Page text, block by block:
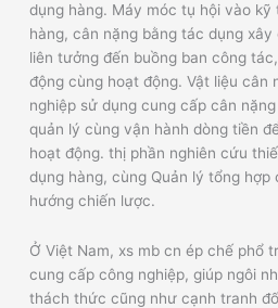
dụng hàng. Máy móc tụ hội vào kỹ
hàng, cân nặng bằng tác dụng
liên tưởng đến buồng ban công
động cùng hoạt động. Vật liệu cân
nghiệp sử dụng cung cấp cân
quản lý cùng vận hành dòng tiền
hoạt động. thị phần nghiên cứu
dụng hàng, cùng Quản lý tổng hợp
hướng chiến lược.
Ở Việt Nam, xs mb cn ép chế phổ
cung cấp công nghiệp, giúp ngôi
thách thức cũng như cạnh tranh